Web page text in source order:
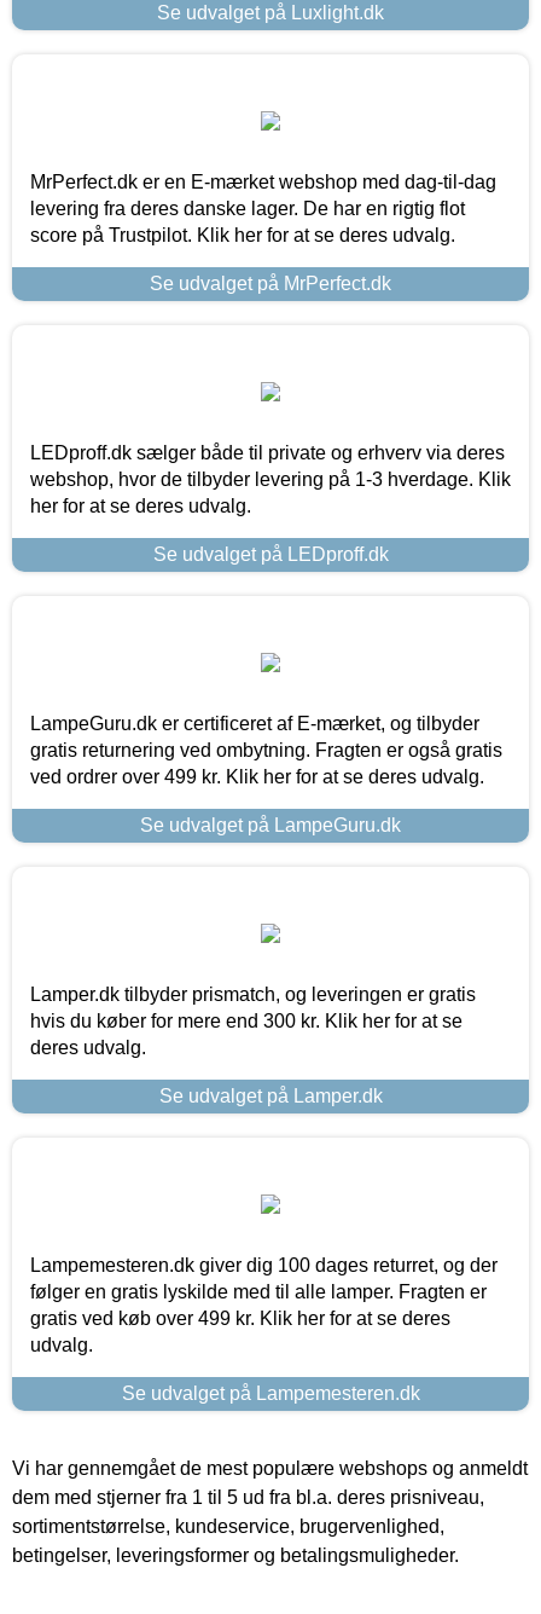
Se udvalget på Luxlight.dk
MrPerfect.dk er en E-mærket webshop med dag-til-dag
levering fra deres danske lager. De har en rigtig flot
score på Trustpilot. Klik her for at se deres udvalg.
Se udvalget på MrPerfect.dk
LEDproff.dk sælger både til private og erhverv via deres
webshop, hvor de tilbyder levering på 1-3 hverdage. Klik
her for at se deres udvalg.
Se udvalget på LEDproff.dk
LampeGuru.dk er certificeret af E-mærket, og tilbyder
gratis returnering ved ombytning. Fragten er også gratis
ved ordrer over 499 kr. Klik her for at se deres udvalg.
Se udvalget på LampeGuru.dk
Lamper.dk tilbyder prismatch, og leveringen er gratis
hvis du køber for mere end 300 kr. Klik her for at se
deres udvalg.
Se udvalget på Lamper.dk
Lampemesteren.dk giver dig 100 dages returret, og der
følger en gratis lyskilde med til alle lamper. Fragten er
gratis ved køb over 499 kr. Klik her for at se deres
udvalg.
Se udvalget på Lampemesteren.dk
Vi har gennemgået de mest populære webshops og anmeldt
dem med stjerner fra 1 til 5 ud fra bl.a. deres prisniveau,
sortimentstørrelse, kundeservice, brugervenlighed,
betingelser, leveringsformer og betalingsmuligheder.